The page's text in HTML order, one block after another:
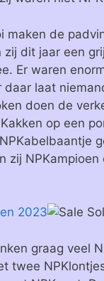
maken de
zij dit jaar een
Er waren
daar laat
doen de
op een
zij NPKampioen
graag veel
twee